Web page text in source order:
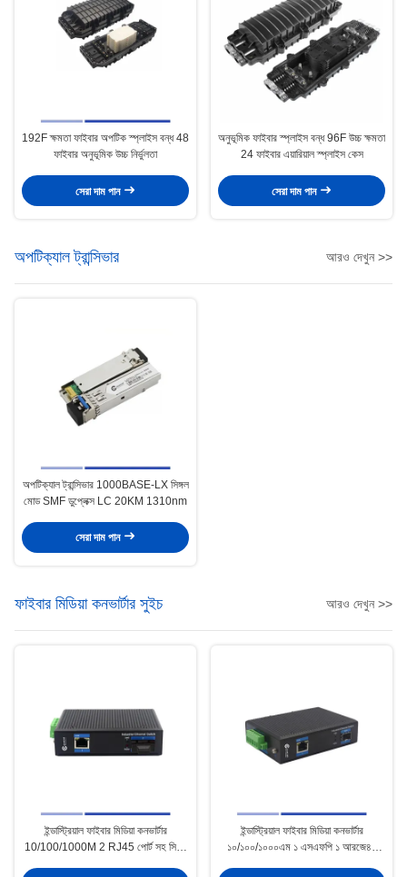
192F ক্ষমতা ফাইবার অপটিক স্প্লাইস বন্ধ 48
ফাইবার অনুভূমিক উচ্চ নির্ভুলতা
সেরা দাম পান
অনুভূমিক ফাইবার স্প্লাইস বন্ধ 96F উচ্চ ক্ষমতা
24 ফাইবার এয়ারিয়াল স্প্লাইস কেস
সেরা দাম পান
অপটিক্যাল ট্রান্সিভার আরও দেখুন >>
অপটিক্যাল ট্রান্সিভার 1000BASE-LX সিঙ্গল
মোড SMF ডুপ্লেক্স LC 20KM 1310nm
সেরা দাম পান
ফাইবার মিডিয়া কনভার্টার সুইচ আরও দেখুন >>
ইন্ডাস্ট্রিয়াল ফাইবার মিডিয়া কনভার্টার
10/100/1000M 2 RJ45 পোর্ট সহ সিঙ্গল
ইন্ডাস্ট্রিয়াল ফাইবার মিডিয়া কনভার্টার
১০/১০০/১০০০এম ১ এসএফপি ১ আরজে৪৫